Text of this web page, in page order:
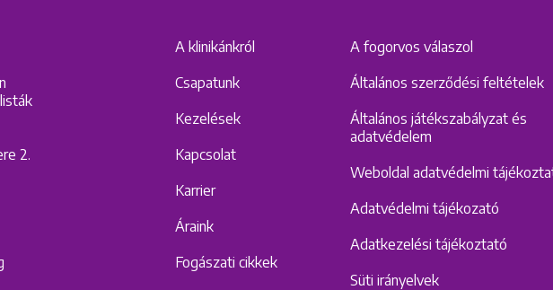
2.
A klinikánkról
Csapatunk
Kezelések
Kapcsolat
Karrier
Áraink
Fogászati cikkek
A fogorvos válaszol
Általános szerződési feltételek
Általános játékszabályzat és
adatvédelem
Weboldal adatvédelmi
Adatvédelmi tájékozató
Adatkezelési tájékoztató
Süti irányelvek